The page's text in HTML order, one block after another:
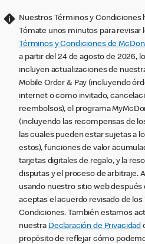
Nuestros Términos y Condiciones
Tómate unos minutos para revisar
Términos y Condiciones de
a partir del 24 de agosto de 2026,
incluyen actualizaciones de
Mobile Order & Pay (incluyendo
internet o como invitado,
reembolsos), el programa
(incluyendo las recompensas de
las cuales pueden estar sujetas a
estos), funciones de valor
tarjetas digitales de regalo, y la
disputas y el proceso de arbitraje.
usando nuestro sitio web después
aceptas el acuerdo revisado de los
Condiciones. También estamos
nuestra Declaración de Privacidad
propósito de reflejar cómo